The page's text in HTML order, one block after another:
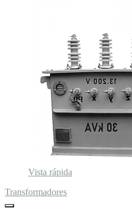
Vista rápida
Transformadores